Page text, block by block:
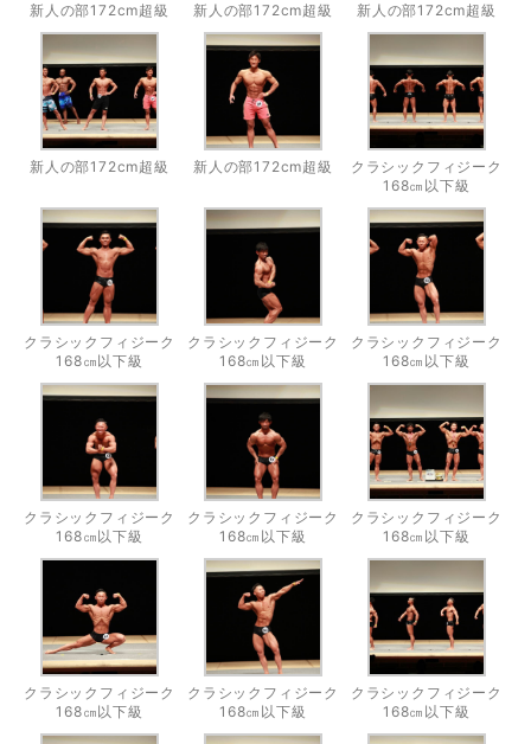
新人の部172cm超級 新人の部172cm超級 新人の部172cm超級
新人の部172cm超級 新人の部172cm超級
クラシックフィジーク
168㎝以下級
クラシックフィジーク
168㎝以下級
クラシックフィジーク
168㎝以下級
クラシックフィジーク
168㎝以下級
クラシックフィジーク
168㎝以下級
クラシックフィジーク
168㎝以下級
クラシックフィジーク
168㎝以下級
クラシックフィジーク
168㎝以下級
クラシックフィジーク
168㎝以下級
クラシックフィジーク
168㎝以下級